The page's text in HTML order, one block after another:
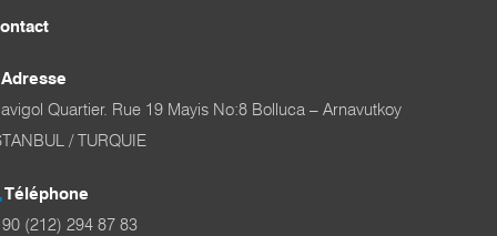
Adresse
Quartier. Rue 19 Mayis No:8 Bolluca – Arnavutkoy
/ TURQUIE
Téléphone
(212) 294 87 83